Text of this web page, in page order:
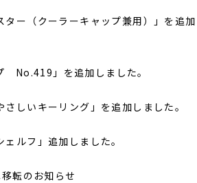
ター（クーラーキャップ兼用）」を追加
No.419」を追加しました。
しいキーリング」を追加しました。
ルフ」追加しました。
転のお知らせ